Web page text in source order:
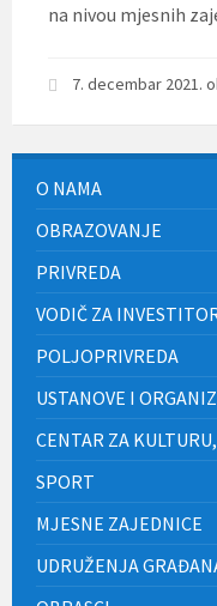
na nivou mjesnih
7. decembar 2021.
O NAMA
OBRAZOVANJE
PRIVREDA
VODIČ ZA
POLJOPRIVREDA
USTANOVE I
CENTAR ZA
SPORT
MJESNE ZAJEDNICE
UDRUŽENJA